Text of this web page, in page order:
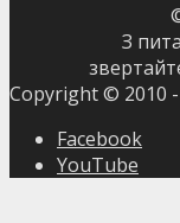
З
Copyright © 2010 -
Facebook
YouTube